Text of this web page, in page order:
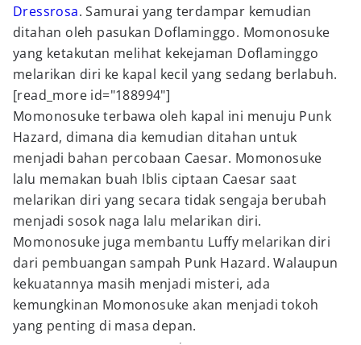
Dressrosa. Samurai yang terdampar kemudian
ditahan oleh pasukan Doflaminggo. Momonosuke
yang ketakutan melihat kekejaman Doflaminggo
melarikan diri ke kapal kecil yang sedang berlabuh.
[read_more id="188994"]
Momonosuke terbawa oleh kapal ini menuju Punk
Hazard, dimana dia kemudian ditahan untuk
menjadi bahan percobaan Caesar. Momonosuke
lalu memakan buah Iblis ciptaan Caesar saat
melarikan diri yang secara tidak sengaja berubah
menjadi sosok naga lalu melarikan diri.
Momonosuke juga membantu Luffy melarikan diri
dari pembuangan sampah Punk Hazard. Walaupun
kekuatannya masih menjadi misteri, ada
kemungkinan Momonosuke akan menjadi tokoh
yang penting di masa depan.